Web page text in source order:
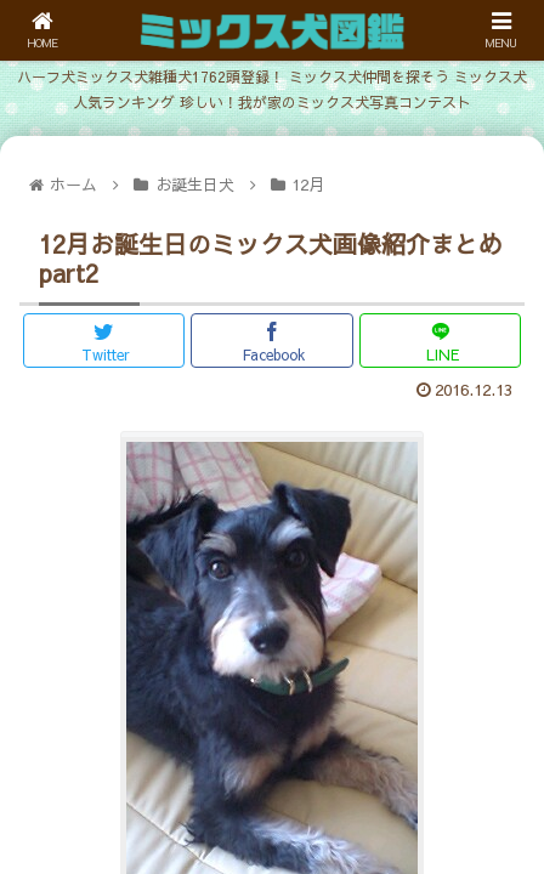
ハーフ犬ミックス犬雑種犬1762頭登録！ ミックス犬仲間を探そう ミックス犬
人気ランキング 珍しい！我が家のミックス犬写真コンテスト
ホーム お誕生日犬 12月
12月お誕生日のミックス犬画像紹介まとめ
part2
Twitter Facebook LINE
2016.12.13
HOME MENU